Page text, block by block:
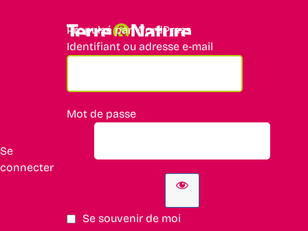
Se
connecter
Propulsé par WordPress
Identifiant ou adresse e-mail
Mot de passe
Se souvenir de moi